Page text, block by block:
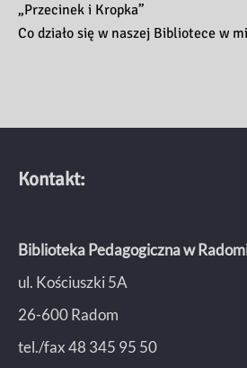
„Przecinek i Kropka”
Co działo się w naszej Bibliotece w
Kontakt:
Biblioteka Pedagogiczna w
ul. Kościuszki 5A
26-600 Radom
tel./fax 48 345 95 50